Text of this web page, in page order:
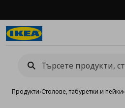
Продукти›Столове, табуретки и пейки›